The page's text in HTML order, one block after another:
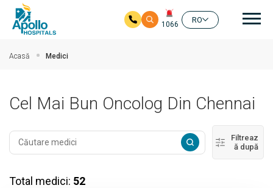
1066
RO
Acasă Medici
Cel Mai Bun Oncolog Din Chennai
Filtreaz
ă după
Total medici: 52